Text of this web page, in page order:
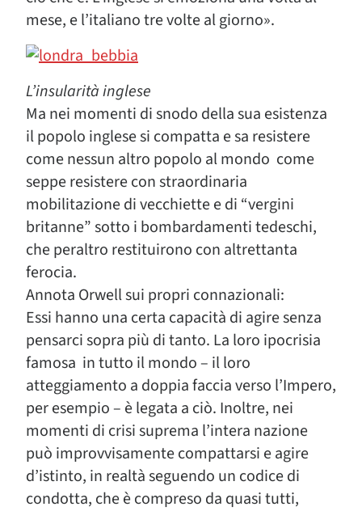
mese, e l’italiano tre volte al giorno».
L’insularità inglese
Ma nei momenti di snodo della sua esistenza
il popolo inglese si compatta e sa resistere
come nessun altro popolo al mondo come
seppe resistere con straordinaria
mobilitazione di vecchiette e di “vergini
britanne” sotto i bombardamenti tedeschi,
che peraltro restituirono con altrettanta
ferocia.
Annota Orwell sui propri connazionali:
Essi hanno una certa capacità di agire senza
pensarci sopra più di tanto. La loro ipocrisia
famosa in tutto il mondo – il loro
atteggiamento a doppia faccia verso l’Impero,
per esempio – è legata a ciò. Inoltre, nei
momenti di crisi suprema l’intera nazione
può improvvisamente compattarsi e agire
d’istinto, in realtà seguendo un codice di
condotta, che è compreso da quasi tutti,